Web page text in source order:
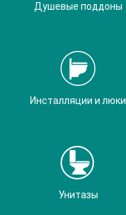
Душевые поддоны
Инсталляции и люки
Унитазы